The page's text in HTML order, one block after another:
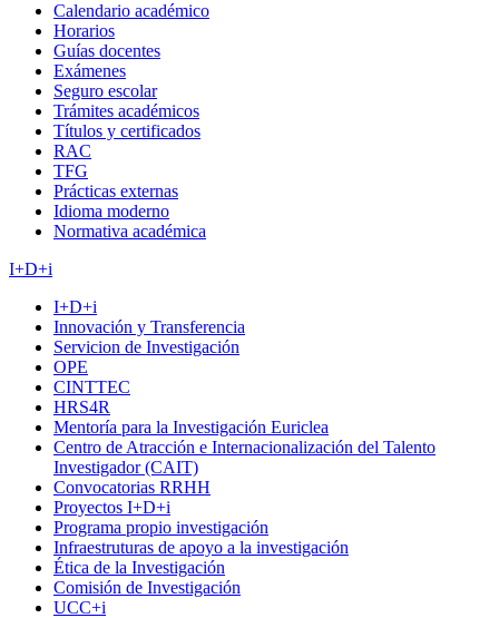
Calendario académico
Horarios
Guías docentes
Exámenes
Seguro escolar
Trámites académicos
Títulos y certificados
RAC
TFG
Prácticas externas
Idioma moderno
Normativa académica
I+D+i
I+D+i
Innovación y Transferencia
Servicion de Investigación
OPE
CINTTEC
HRS4R
Mentoría para la Investigación Euriclea
Centro de Atracción e Internacionalización del Talento
Investigador (CAIT)
Convocatorias RRHH
Proyectos I+D+i
Programa propio investigación
Infraestruturas de apoyo a la investigación
Ética de la Investigación
Comisión de Investigación
UCC+i